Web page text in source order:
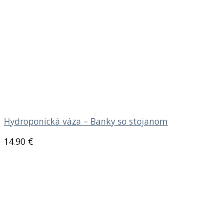
Hydroponická váza – Banky so stojanom
14.90 €